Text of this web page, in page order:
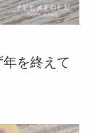
を終えて